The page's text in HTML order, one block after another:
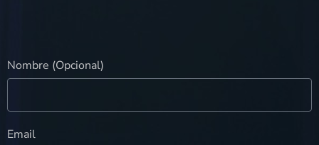
Nombre (Opcional)
Email